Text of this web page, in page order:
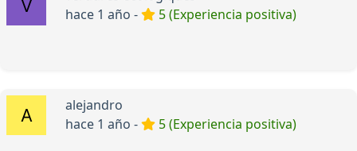
hace 1 año -
5 (Experiencia positiva)
alejandro
hace 1 año -
5 (Experiencia positiva)